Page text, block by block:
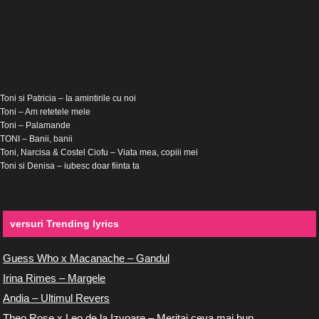
Toni si Patricia – Ia amintirile cu noi
Toni – Am retetele mele
Toni – Palamande
TONI – Banii, banii
Toni, Narcisa & Costel Ciofu – Viata mea, copiii mei
Toni si Denisa – iubesc doar fiinta ta
versuri Trending lyrics
Guess Who x Macanache – Gandul
Irina Rimes – Margele
Andia – Ultimul Revers